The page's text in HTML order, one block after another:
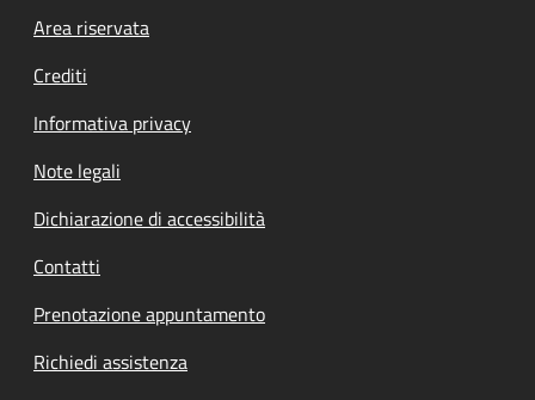
Footer menu
Area riservata
Crediti
Informativa privacy
Note legali
Dichiarazione di accessibilità
Contatti
Prenotazione appuntamento
Richiedi assistenza